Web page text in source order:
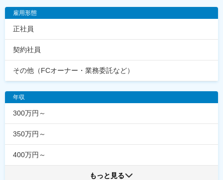
雇用形態
正社員
契約社員
その他（FCオーナー・業務委託など）
年収
300万円～
350万円～
400万円～
もっと見る